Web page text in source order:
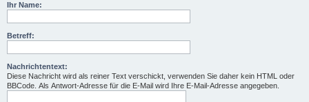
Ihr Name:
Betreff:
Nachrichtentext:
Diese Nachricht wird als reiner Text verschickt, verwenden Sie daher kein HTML oder
BBCode. Als Antwort-Adresse für die E-Mail wird Ihre E-Mail-Adresse angegeben.